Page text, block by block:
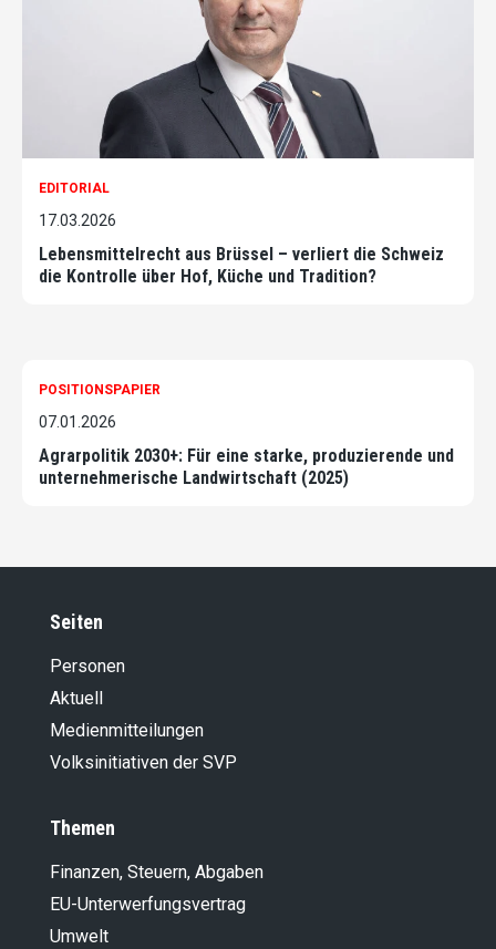
EDITORIAL
17.03.2026
Lebensmittelrecht aus Brüssel – verliert die Schweiz
die Kontrolle über Hof, Küche und Tradition?
POSITIONSPAPIER
07.01.2026
Agrarpolitik 2030+: Für eine starke, produzierende und
unternehmerische Landwirtschaft (2025)
Seiten
Personen
Aktuell
Medienmitteilungen
Volksinitiativen der SVP
Themen
Finanzen, Steuern, Abgaben
EU-Unterwerfungsvertrag
Umwelt